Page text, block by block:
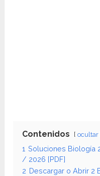
Contenidos ocultar
1 Soluciones Biología
/ 2026 [PDF]
2 Descargar o Abrir 2